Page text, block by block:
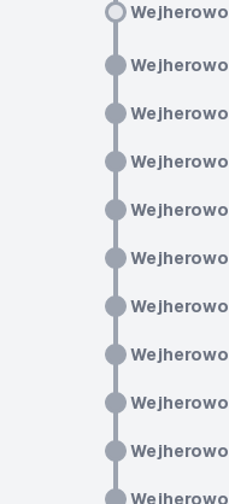
Wejherowo
Wejherowo
Wejherowo
Wejherowo
Wejherowo
Wejherowo
Wejherowo
Wejherowo
Wejherowo
Wejherowo
Wejherowo